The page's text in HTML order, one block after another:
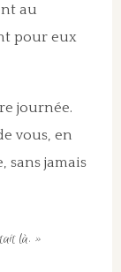
au
pour eux
journée.
vous, en
sans jamais
là. »